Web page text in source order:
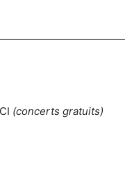
(concerts gratuits)